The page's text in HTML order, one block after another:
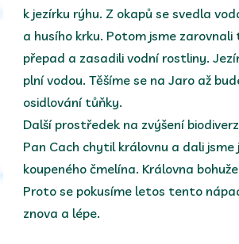
k jezírku rýhu. Z okapů se svedla
a husího krku. Potom jsme zarovnali
přepad a zasadili vodní rostliny.
plní vodou. Těšíme se na Jaro až
osidlování tůňky.
Další prostředek na zvýšení
Pan Cach chytil královnu a dali jsme
koupeného čmelína. Královna
Proto se pokusíme letos tento
znova a lépe.